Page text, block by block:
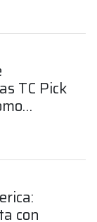
TC Pick
con